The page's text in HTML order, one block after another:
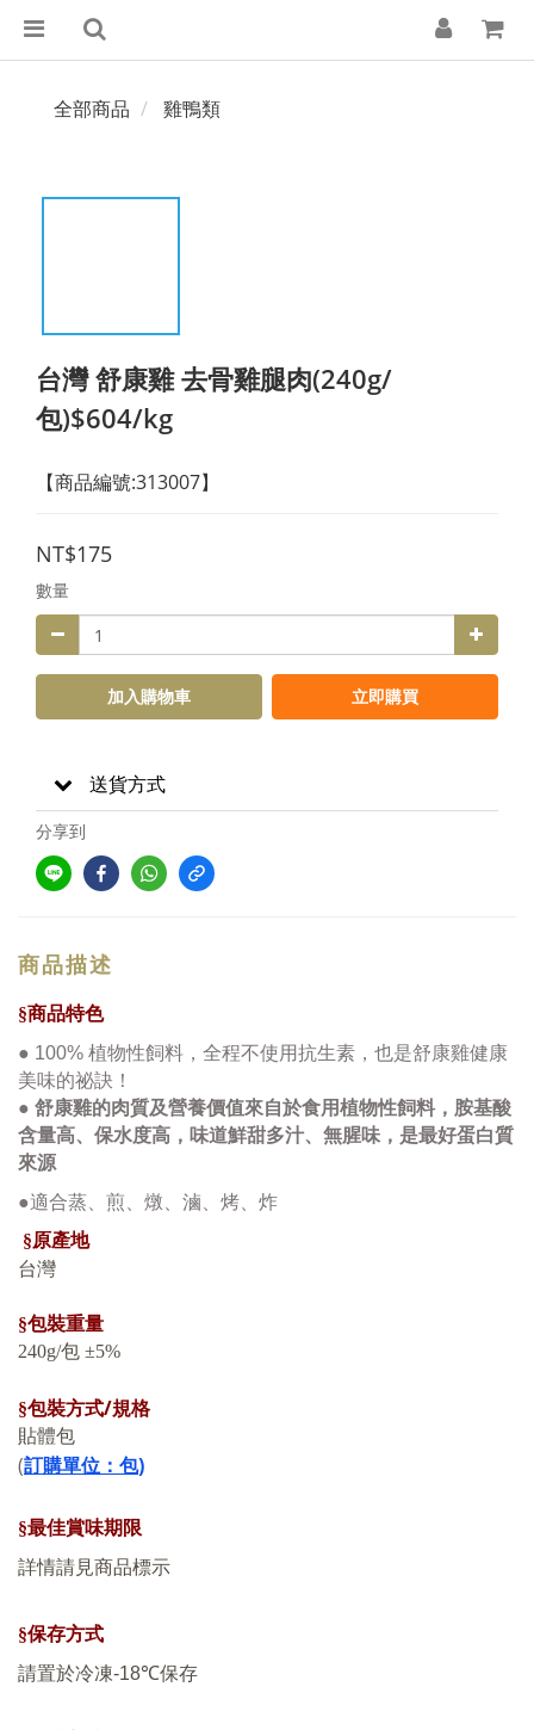
全部商品 雞鴨類
台灣 舒康雞 去骨雞腿肉(240g/
包)$604/kg
【商品編號:313007】
NT$175
數量
加入購物車 立即購買
送貨方式
分享到
商品描述
§商品特色
● 100% 植物性飼料，全程不使用抗生素，也是舒康雞健康
美味的祕訣！
● 舒康雞的肉質及營養價值來自於食用植物性飼料，胺基酸
含量高、保水度高，味道鮮甜多汁、無腥味，是最好蛋白質
來源
●適合蒸、煎、燉、滷、烤、炸
§原產地
台灣
§包裝重量
240g/包 ±5%
§包裝方式/規格
貼體包
(訂購單位：包)
§最佳賞味期限
詳情請見商品標示
§保存方式
請置於冷凍-18℃保存